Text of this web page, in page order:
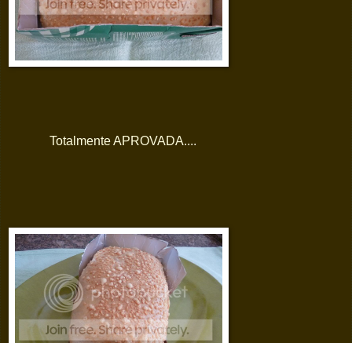
Totalmente APROVADA....